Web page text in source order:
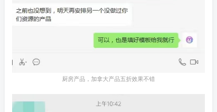
厨房产品，加拿大产品五折效果不错